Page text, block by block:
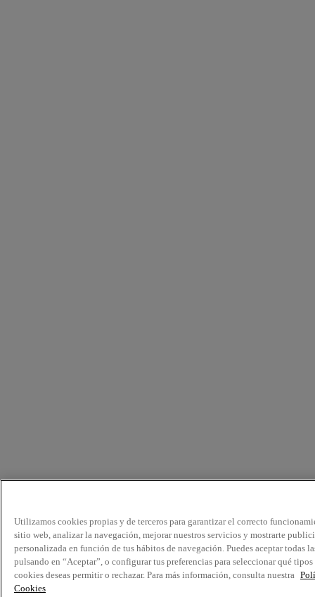
Utilizamos cookies propias y de terceros para garantizar el correcto
sitio web, analizar la navegación, mejorar nuestros servicios y mostrarte
personalizada en función de tus hábitos de navegación. Puedes aceptar todas
pulsando en “Aceptar”, o configurar tus preferencias para seleccionar qué tipos
cookies deseas permitir o rechazar. Para más información, consulta nuestra
Cookies